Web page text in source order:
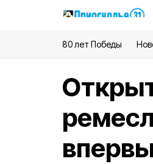
80 лет Победы